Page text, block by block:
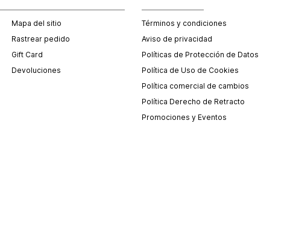
Mapa del sitio
Rastrear pedido
Gift Card
Devoluciones
Términos y condiciones
Aviso de privacidad
Políticas de Protección de Datos
Política de Uso de Cookies
Política comercial de cambios
Política Derecho de Retracto
Promociones y Eventos